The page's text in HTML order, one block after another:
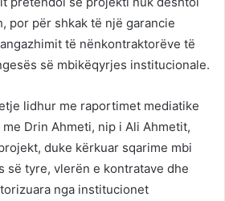
por për shkak të një garancie
të nënkontraktorëve të
së mbikëqyrjes institucionale.
lidhur me raportimet mediatike
Drin Ahmeti, nip i Ali Ahmetit,
duke kërkuar sqarime mbi
së tyre, vlerën e kontratave dhe
nga institucionet